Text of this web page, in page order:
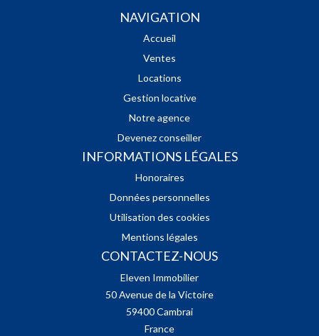
NAVIGATION
Accueil
Ventes
Locations
Gestion locative
Notre agence
Devenez conseiller
INFORMATIONS LÉGALES
Honoraires
Données personnelles
Utilisation des cookies
Mentions légales
CONTACTEZ-NOUS
Eleven Immobilier
50 Avenue de la Victoire
59400Cambrai
France